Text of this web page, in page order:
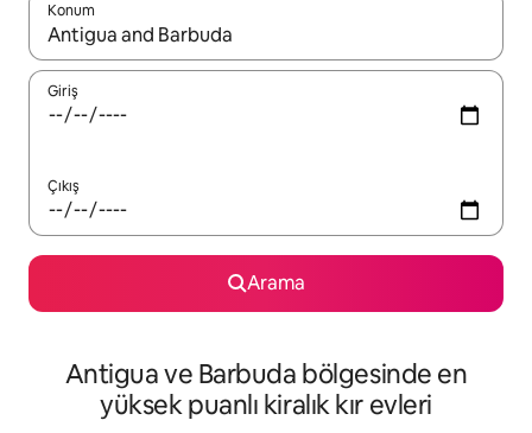
Konum
Sonuçlar kullanılabilir olduğunda yukarı ve aşağı oklarıyla
Giriş
Çıkış
Arama
Antigua ve Barbuda bölgesinde en
yüksek puanlı kiralık kır evleri